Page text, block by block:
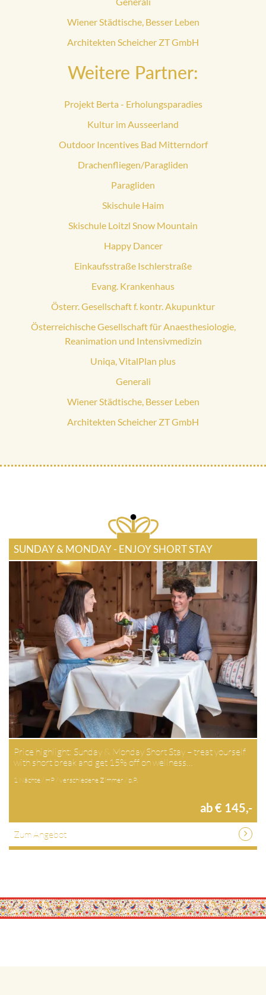
Wiener Städtische, Besser Leben
Architekten Scheicher ZT GmbH
Weitere Partner:
Projekt Berta - Erholungsparadies
Kultur im Ausseerland
Outdoor Incentives Bad Mitterndorf
Drachenfliegen/Paragliden
Paragliden
Skischule Haim
Skischule Loitzl Snow Mountain
Happy Dancer
Einkaufsstraße Ischlerstraße
Evang. Krankenhaus
Österr. Gesellschaft f. kontr. Akupunktur
Österreichische Gesellschaft für Anaesthesiologie,
Reanimation und Intensivmedizin
Uniqa, VitalPlan plus
Generali
Wiener Städtische, Besser Leben
Architekten Scheicher ZT GmbH
SUNDAY & MONDAY - ENJOY SHORT STAY
Price highlight: Sunday & Monday Short Stay – treat yourself
with short break and get 15% off on wellness…
1 Nächte / HP / verschiedene Zimmer / p.P.
ab € 145,-
Zum Angebot